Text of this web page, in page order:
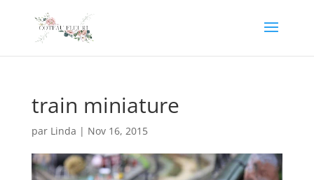
train miniature
par Linda | Nov 16, 2015